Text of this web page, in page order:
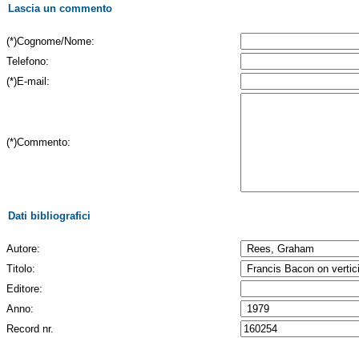
Lascia un commento
(*)Cognome/Nome:
Telefono:
(*)E-mail:
(*)Commento:
Dati bibliografici
Autore:
Titolo:
Editore:
Anno:
Record nr.